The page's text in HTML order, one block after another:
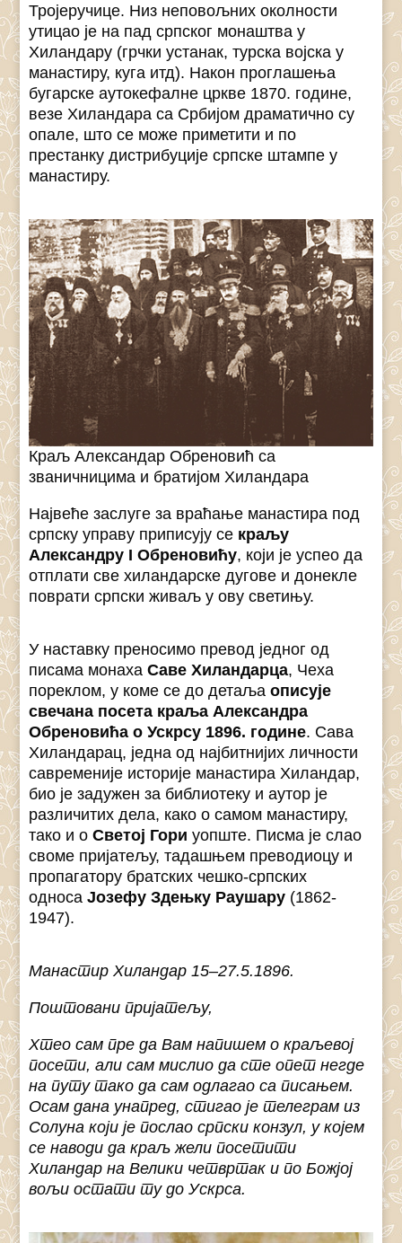
Тројеручице. Низ неповољних околности
утицао је на пад српског монаштва у
Хиландару (грчки устанак, турска војска у
манастиру, куга итд). Након проглашења
бугарске аутокефалне цркве 1870. године,
везе Хиландара са Србијом драматично су
опале, што се може приметити и по
престанку дистрибуције српске штампе у
манастиру.
Краљ Александар Обреновић са
званичницима и братијом Хиландара
Највеће заслуге за враћање манастира под
српску управу приписују се краљу
Александру I Обреновићу, који је успео да
отплати све хиландарске дугове и донекле
поврати српски живаљ у ову светињу.
У наставку преносимо превод једног од
писама монахаСаве Хиландарца, Чеха
пореклом, у коме се до детаља описује
свечана посета краља Александра
Обреновића о Ускрсу 1896. године. Сава
Хиландарац, једна од најбитнијих личности
савременије историје манастира Хиландар,
био је задужен за библиотеку и аутор је
различитих дела, како о самом манастиру,
тако и оСветој Гори уопште. Писма је слао
своме пријатељу, тадашњем преводиоцу и
пропагатору братских чешко-српских
односаЈозефу Здењку Раушару (1862-
1947).
Манастир Хиландар 15–27.5.1896.
Поштовани пријатељу,
Хтео сам пре да Вам напишем о краљевој
посети, али сам мислио да сте опет негде
на путу тако да сам одлагао са писањем.
Осам дана унапред, стигао је телеграм из
Солуна који је послао српски конзул, у којем
се наводи да краљ жели посетити
Хиландар на Велики четвртак и по Божјој
вољи остати ту до Ускрса.